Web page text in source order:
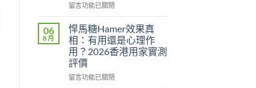
在
利
勁
用
法
用
量
留言功能已關閉
06
8 月
悍馬糖Hamer效果真
相：有用還是心理作
用？2026香港用家實測
評價
在
留言功能已關閉